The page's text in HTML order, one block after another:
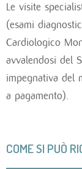
Le visite
(esami
Cardiologico
avvalendosi del
impegnativa del
a pagamento).
COME SI PUÒ